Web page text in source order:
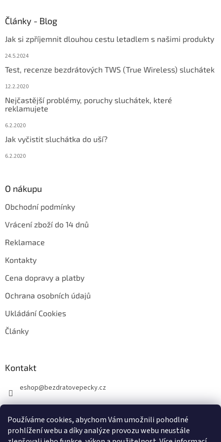
Používáme cookies, abychom Vám umožnili pohodlné
prohlížení webu a díky analýze provozu webu neustále
Články - Blog
Jak si zpříjemnit dlouhou cestu letadlem s našimi produkty
24.5.2024
Test, recenze bezdrátových TWS (True Wireless) sluchátek
12.2.2020
Nejčastější problémy, poruchy sluchátek, které
reklamujete
6.2.2020
Jak vyčistit sluchátka do uší?
6.2.2020
O nákupu
Obchodní podmínky
Vrácení zboží do 14 dnů
Reklamace
Kontakty
Cena dopravy a platby
Ochrana osobních údajů
Ukládání Cookies
Články
Kontakt
eshop@bezdratovepecky.cz